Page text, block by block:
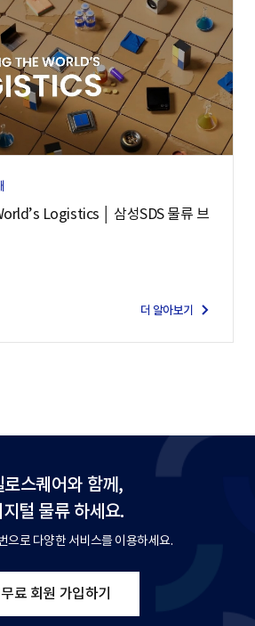
Logistics │ 삼성SDS 물류 브
더 알아보기
로스퀘어와 함께,
지털 물류 하세요.
으로 다양한 서비스를 이용하세요.
무료 회원 가입하기